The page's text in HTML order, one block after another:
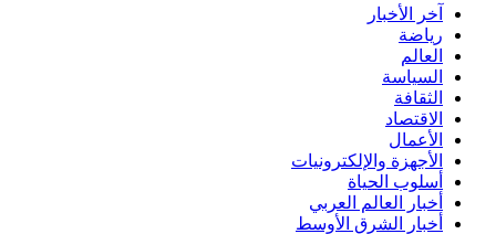
لايف نيوز
آخر الأخبار العاجلة لحظة بلحظة من العالم العربي والعالم
آخر الأخبار
رياضة
العالم
السياسة
الثقافة
الاقتصاد
الأعمال
الأجهزة والإلكترونيات
أسلوب الحياة
أخبار العالم العربي
أخبار الشرق الأوسط